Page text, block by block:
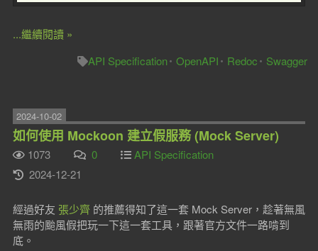
...繼續閱讀 »
API Specification OpenAPI Redoc Swagger
2024-10-02
如何使用 Mockoon 建立假服務 (Mock Server)
1073 0
API Specification
2024-12-21
經過好友 張少齊 的推薦得知了這一套 Mock Server，趁著無風
無雨的颱風假把玩一下這一套工具，跟著官方文件一路啃到
底。